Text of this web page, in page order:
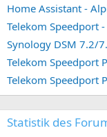
Home Assistant -
Telekom Speedport
Telekom Speedport
Telekom Speedport
Statistik des